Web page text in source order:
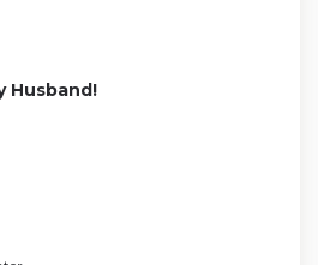
Husband!